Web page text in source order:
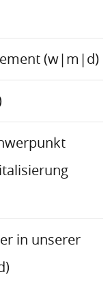
(w|m|d)
in unserer